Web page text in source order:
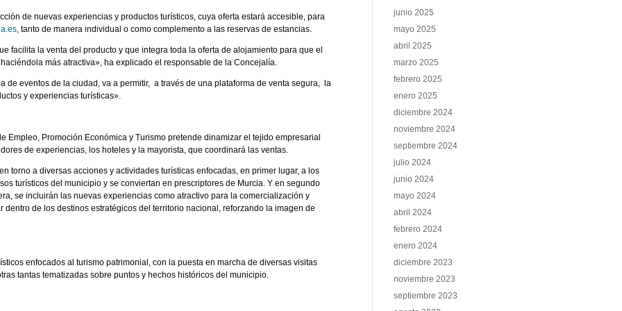
de nuevas experiencias y productos turísticos, cuya oferta estará accesible, para
, tanto de manera individual o como complemento a las reservas de estancias.
facilita la venta del producto y que integra toda la oferta de alojamiento para que el
más atractiva», ha explicado el responsable de la Concejalía.
de eventos de la ciudad, va a permitir, a través de una plataforma de venta segura, la
y experiencias turísticas».
Empleo, Promoción Económica y Turismo pretende dinamizar el tejido empresarial
de experiencias, los hoteles y la mayorista, que coordinará las ventas.
torno a diversas acciones y actividades turísticas enfocadas, en primer lugar, a los
turísticos del municipio y se conviertan en prescriptores de Murcia. Y en segundo
se incluirán las nuevas experiencias como atractivo para la comercialización y
de los destinos estratégicos del territorio nacional, reforzando la imagen de
enfocados al turismo patrimonial, con la puesta en marcha de diversas visitas
tantas tematizadas sobre puntos y hechos históricos del municipio.
junio 2025
mayo 2025
abril 2025
marzo 2025
febrero 2025
enero 2025
diciembre 2024
noviembre 2024
septiembre 2024
julio 2024
junio 2024
mayo 2024
abril 2024
febrero 2024
enero 2024
diciembre 2023
noviembre 2023
septiembre 2023